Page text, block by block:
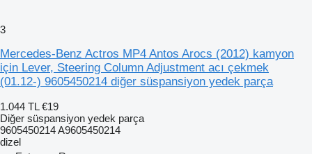
3
Mercedes-Benz Actros MP4 Antos Arocs (2012) kamyon
için Lever, Steering Column Adjustment acı çekmek
(01.12-) 9605450214 diğer süspansiyon yedek parça
1.044 TL €19
Diğer süspansiyon yedek parça
9605450214 A9605450214
dizel